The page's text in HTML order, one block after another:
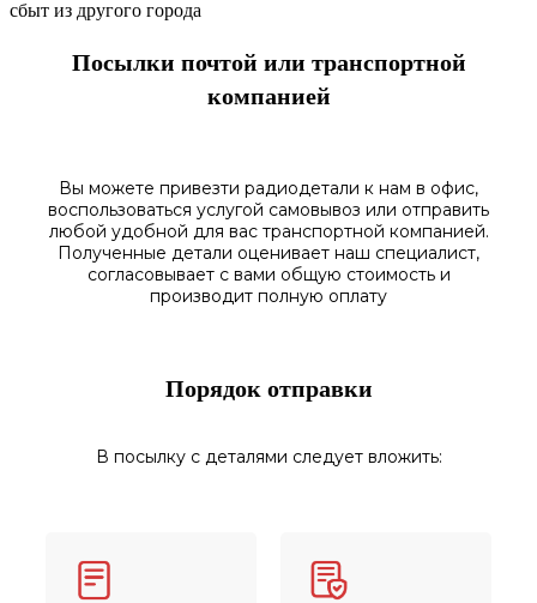
сбыт из другого города
Посылки почтой или транспортной
компанией
Вы можете привезти радиодетали к нам в офис,
воспользоваться услугой самовывоз или отправить
любой удобной для вас транспортной компанией.
Полученные детали оценивает наш специалист,
согласовываетс вами общую стоимость и
производит полную оплату
Порядок отправки
В посылку с деталями следует вложить: